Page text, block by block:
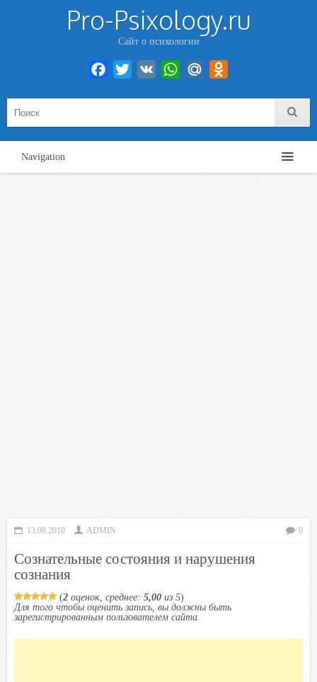
Pro-Psixology.ru
Сайт о психологии
Facebook
Twitter VK WhatsAppMail.Ru
Navigation
13.08.2010 ADMIN 0
Сознательные состояния и нарушения
сознания
(2 оценок, среднее: 5,00 из 5)
Для того чтобы оценить запись, вы должны быть
зарегистрированным пользователем сайта.